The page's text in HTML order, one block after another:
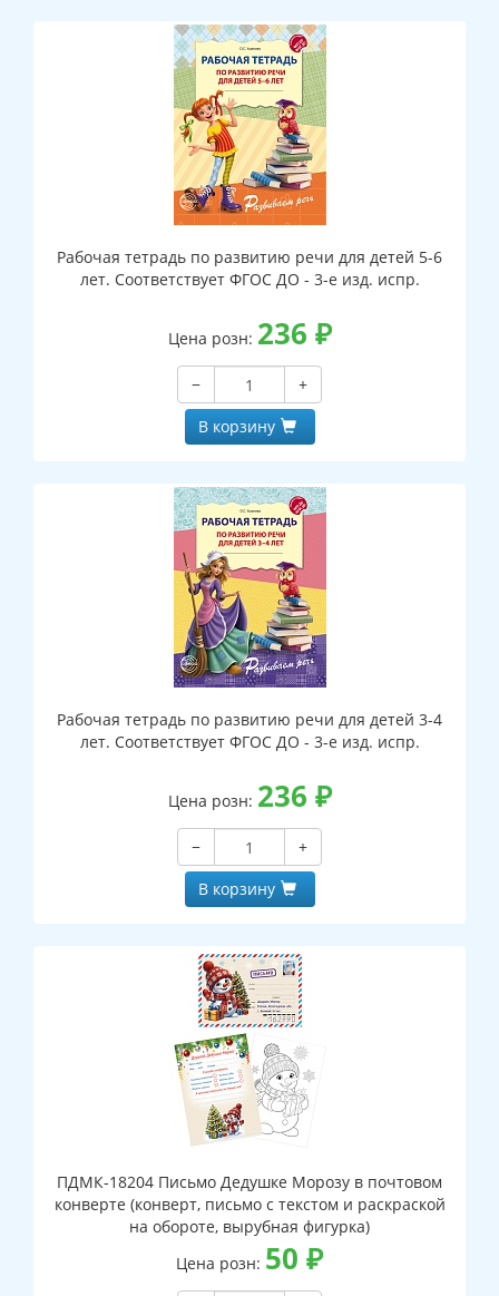
Рабочая тетрадь по развитию речи для детей 5-6
лет. Соответствует ФГОС ДО - 3-е изд. испр.
Цена розн: 236 ₽
−
+
В корзину
Рабочая тетрадь по развитию речи для детей 3-4
лет. Соответствует ФГОС ДО - 3-е изд. испр.
Цена розн: 236 ₽
−
+
В корзину
ПДМК-18204 Письмо Дедушке Морозу в почтовом
конверте (конверт, письмо с текстом и раскраской
на обороте, вырубная фигурка)
Цена розн: 50 ₽